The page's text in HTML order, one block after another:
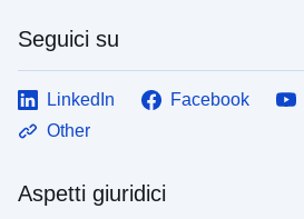
Seguici su
LinkedIn Facebook
Other
Aspetti giuridici